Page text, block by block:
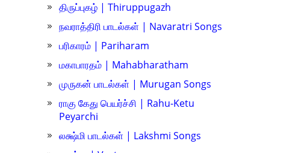
திருப்புகழ் | Thiruppugazh
நவராத்திரி பாடல்கள் | Navaratri Songs
பரிகாரம் | Pariharam
மகாபாரதம் | Mahabharatham
முருகன் பாடல்கள் | Murugan Songs
ராகு கேது பெயர்ச்சி | Rahu-Ketu
Peyarchi
லக்ஷ்மி பாடல்கள் | Lakshmi Songs